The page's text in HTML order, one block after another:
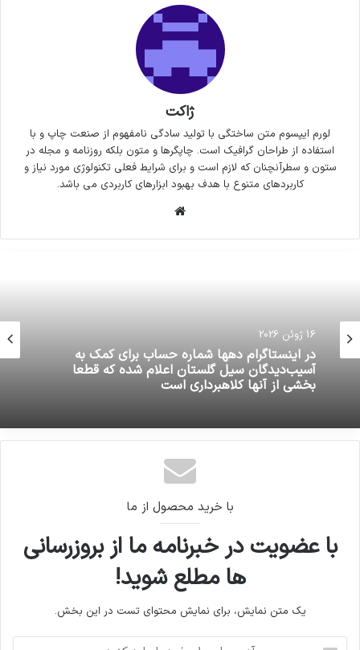
ژاکت
لورم ایپسوم متن ساختگی با تولید سادگی نامفهوم از صنعت چاپ و با
استفاده از طراحان گرافیک است. چاپگرها و متون بلکه روزنامه و مجله در
ستون و سطرآنچنان که لازم است و برای شرایط فعلی تکنولوژی مورد نیاز و
کاربردهای متنوع با هدف بهبود ابزارهای کاربردی می باشد.
16 ژوئن 2026
در اینستاگرام دهها شماره حساب برای کمک به
آسیب‌دیدگان سیل گلستان اعلام شده که قطعا
بخشی از آنها کلاهبرداری است
16 ژوئن 2026
نحوه ثبت نام جاماندگان دریافت بیمه بیکاری کرونا
با خرید محصول از ما
با عضویت در خبرنامه ما از بروزرسانی
ها مطلع شوید!
یک متن نمایش، برای نمایش محتوای تست در این بخش.